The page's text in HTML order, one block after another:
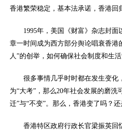
香港繁荣稳定，基本法承诺，香港回
1995年，美国《财富》杂志封
章一时间成为西方部分舆论唱衰香港
人”的创举，如何确保社会制度和生
很多事情几乎时时都在发生变化
为“大考”，那么20年社会发展的磨洗
迁”与“不变”。那么，香港变了吗？还
香港特区政府行政长官梁振英回